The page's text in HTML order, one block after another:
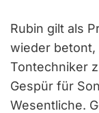
Rubin gilt als
wieder
Tontechniker
Gespür für
Wesentliche.